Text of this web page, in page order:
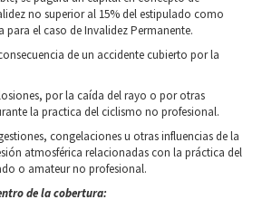
no superior al 15% del estipulado como
para el caso de Invalidez Permanente.
de un accidente cubierto por la
por la caída del rayo o por otras
la practica del ciclismo no profesional.
congelaciones u otras influencias de la
atmosférica relacionadas con la práctica del
o amateur no profesional.
de la cobertura: